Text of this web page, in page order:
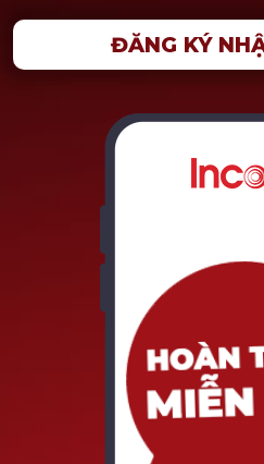
ĐĂNG KÝ